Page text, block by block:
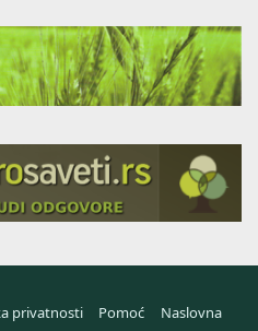
privatnosti Pomoć Naslovna